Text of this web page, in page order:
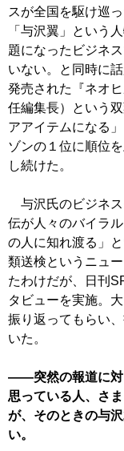
スが全国を駆け巡
「与沢翼」という
題になったビジネ
いない。と同時に
発売された『ネオ
任編集長）という
アアイテムになる
ゾンの１位に順位
し続けた。
与沢氏のビジネス
伝が人々のバイラル
の人に知れ渡る」
類送検というニュ
たわけだが、日刊
タビューを実施。
振り返ってもらい
いた。
――突然の報道に対
思っている人、さ
が、そのときの与
い。